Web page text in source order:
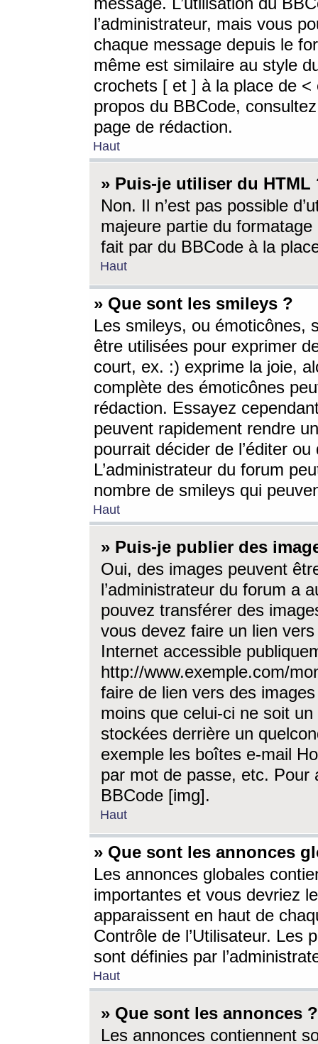
l’administrateur, mais vous
chaque message depuis le
même est similaire au style
crochets [ et ] à la place de <
propos du BBCode,
page de rédaction.
Haut
» Puis-je utiliser du HTML
Non. Il n’est pas possible
majeure partie du
fait par du BBCode à la
Haut
» Que sont les smileys ?
Les smileys, ou émoticônes,
être utilisées pour exprimer
court, ex. :) exprime la joie,
complète des émoticônes
rédaction. Essayez
peuvent rapidement rendre
pourrait décider de l’éditer
L’administrateur du forum
nombre de smileys qui
Haut
» Puis-je publier des
Oui, des images peuvent
l’administrateur du forum a
pouvez transférer des
vous devez faire un lien
Internet accessible
http://www.exemple.com/
faire de lien vers des
moins que celui-ci ne soit
stockées derrière un
exemple les boîtes e-mail
par mot de passe, etc. Pour
BBCode [img].
Haut
» Que sont les annonces
Les annonces globales
importantes et vous devriez
apparaissent en haut de
Contrôle de l’Utilisateur. Les
sont définies par
Haut
» Que sont les annonces ?
Les annonces contiennent